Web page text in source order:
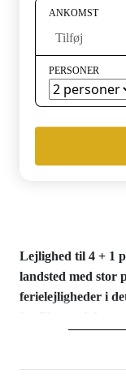
Lejlighed til 4 + 1
landsted med stor
ferielejligheder i
Lejlighederne på
er pænt indrettede
ANKOMST
Tilføj
PERSONER